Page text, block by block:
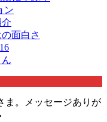
ン
面白さ
ま。メッセージありが